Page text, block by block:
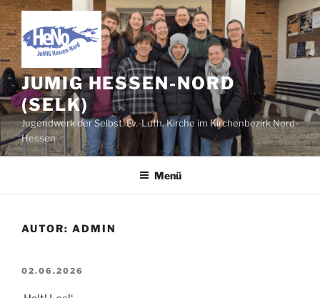
Zum
Inhalt
springen
JUMIG HESSEN-NORD
(SELK)
Jugendwerk der Selbst. Ev.-Luth. Kirche im Kirchenbezirk Nord-
Hessen
Menü
AUTOR: ADMIN
VERÖFFENTLICHT
02.06.2026